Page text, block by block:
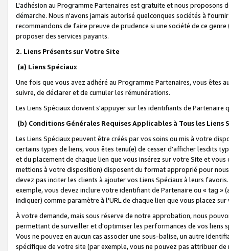
L'adhésion au Programme Partenaires est gratuite et nous proposons
démarche. Nous n'avons jamais autorisé quelconques sociétés à
recommandons de faire preuve de prudence si une société de ce
proposer des services payants.
2. Liens Présents sur Votre Site
(a) Liens Spéciaux
Une fois que vous avez adhéré au Programme Partenaires, vous êtes
suivre, de déclarer et de cumuler les rémunérations.
Les Liens Spéciaux doivent s'appuyer sur les identifiants de Partenaire
(b) Conditions Générales Requises Applicables à Tous les Liens
Les Liens Spéciaux peuvent être créés par vos soins ou mis à votre
certains types de liens, vous êtes tenu(e) de cesser d'afficher lesdits
et du placement de chaque lien que vous insérez sur votre Site et
mettions à votre disposition) disposent du format approprié pour
devez pas inciter les clients à ajouter vos Liens Spéciaux à leurs
exemple, vous devez inclure votre identifiant de Partenaire ou « tag
indiquer) comme paramètre à l'URL de chaque lien que vous placez
À votre demande, mais sous réserve de notre approbation, nous
permettant de surveiller et d'optimiser les performances de vos liens
Vous ne pouvez en aucun cas associer une sous-balise, un autre
spécifique de votre site (par exemple, vous ne pouvez pas attribuer